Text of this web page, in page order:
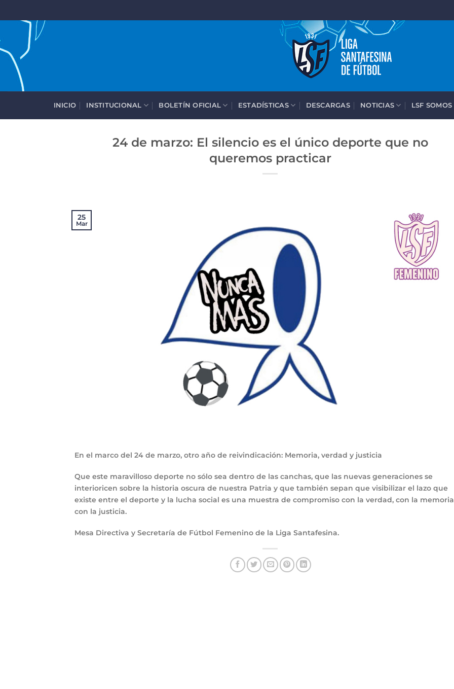
contenido
INICIO INSTITUCIONAL BOLETÍN OFICIAL ESTADÍSTICAS DESCARGAS NOTICIAS LSF
24 de marzo: El silencio es el único deporte que no
queremos practicar
25
Mar
En el marco del 24 de marzo, otro año de reivindicación: Memoria, verdad y justicia
Que este maravilloso deporte no sólo sea dentro de las canchas, que las nuevas generaciones se
interioricen sobre la historia oscura de nuestra Patria y que también sepan que visibilizar el lazo que
existe entre el deporte y la lucha social es una muestra de compromiso con la verdad, con la
con la justicia.
Mesa Directiva y Secretaría de Fútbol Femenino de la Liga Santafesina.